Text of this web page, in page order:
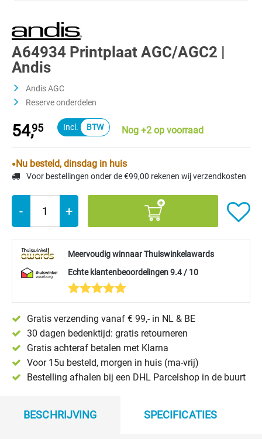
A64934 Printplaat AGC/AGC2 |
Andis
Andis AGC
Reserve onderdelen
54,95 Nog +2 op voorraad
Nu besteld, dinsdag in huis
Voor bestellingen onder de €99,00 rekenen wij verzendkosten
- +
Meervoudig winnaar Thuiswinkelawards
Echte klantenbeoordelingen 9.4 / 10
Gratis verzending vanaf € 99,- in NL & BE
30 dagen bedenktijd: gratis retourneren
Gratis achteraf betalen met Klarna
Voor 15u besteld, morgen in huis (ma-vrij)
Bestelling afhalen bij een DHL Parcelshop in de buurt
BESCHRIJVING SPECIFICATIES